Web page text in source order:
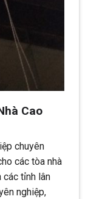
Cao
chuyên
các tòa nhà
tỉnh lân
nghiệp,